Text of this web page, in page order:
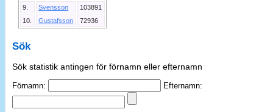
9.
Svensson
103891
10.
Gustafsson 72936
Sök
Sök statistik antingen för förnamn eller efternamn
Förnamn: Efternamn: